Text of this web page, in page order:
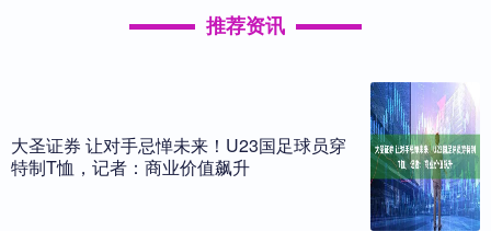
推荐资讯
大圣证券 让对手忌惮未来！U23国足球员穿
特制T恤，记者：商业价值飙升